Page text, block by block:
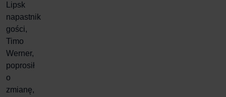
Lipsk
napastnik
gości,
Timo
Werner,
poprosił
o
zmianę,